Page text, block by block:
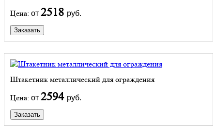
Цена: от 2518 руб.
Заказать
Штакетник металлический для ограждения
Цена: от 2594 руб.
Заказать